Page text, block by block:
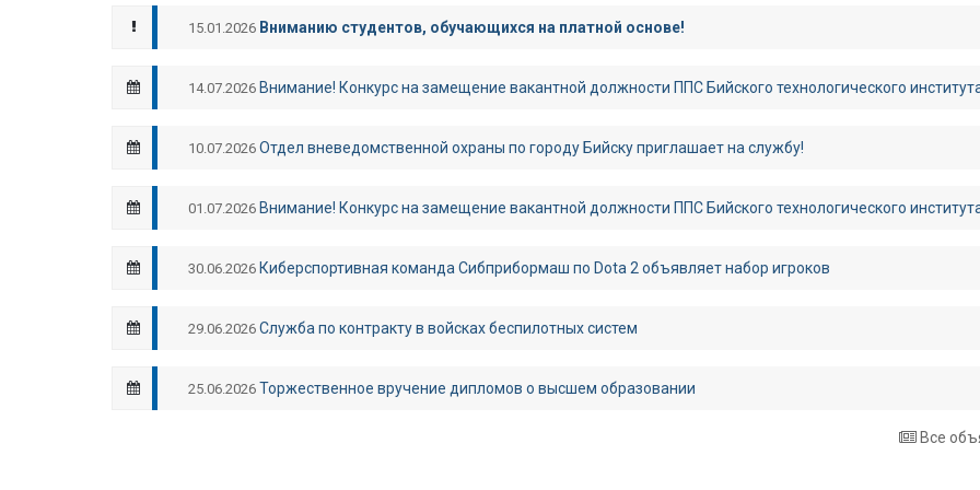
15.01.2026 Вниманию студентов, обучающихся на платной основе!
14.07.2026 Внимание! Конкурс на замещение вакантной должности ППС Бийского технологического
10.07.2026 Отдел вневедомственной охраны по городу Бийску приглашает на службу!
01.07.2026 Внимание! Конкурс на замещение вакантной должности ППС Бийского технологического
30.06.2026 Киберспортивная команда Сибприбормаш по Dota 2 объявляет набор игроков
29.06.2026 Служба по контракту в войсках беспилотных систем
25.06.2026 Торжественное вручение дипломов о высшем образовании
Все